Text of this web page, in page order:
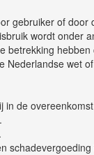
gebruiker of
wordt onder
wet
de
schadevergoeding